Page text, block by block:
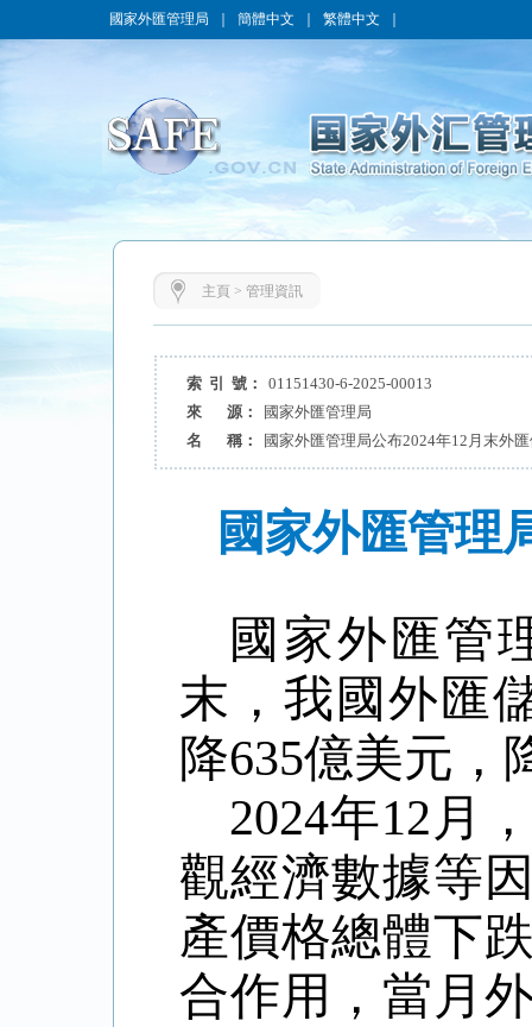
國家外匯管理局 簡體中文 繁體中文
主頁 > 管理資訊
索 引 號：
01151430-6-2025-00013
來 源：
國家外匯管理局
名 稱：
國家外匯管理局公布2024年12月末外
國家外匯管理
國家外匯管
末，我國外匯
降635億美元，
2024年12月
觀經濟數據等
產價格總體下
合作用，當月